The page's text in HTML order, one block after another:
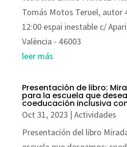
Tomás Motos Teruel, autor
12:00 espai inestable c/
València - 46003
leer más
Presentación de libro:
para la escuela que
coeducación inclusiva
Oct 31, 2023 | Actividades
Presentación del libro